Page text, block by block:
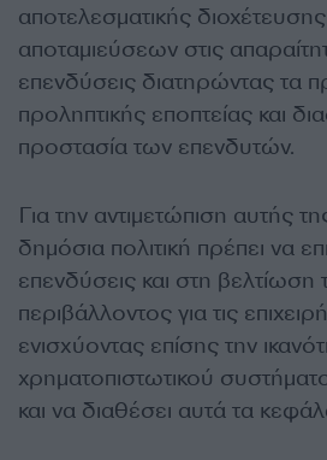
αποτελεσματικής
αποταμιεύσεων στις
επενδύσεις διατηρώντας τα
προληπτικής εποπτείας και
προστασία των επενδυτών.
Για την αντιμετώπιση αυτής
δημόσια πολιτική πρέπει να
επενδύσεις και στη βελτίωση
περιβάλλοντος για τις
ενισχύοντας επίσης την
χρηματοπιστωτικού
και να διαθέσει αυτά τα